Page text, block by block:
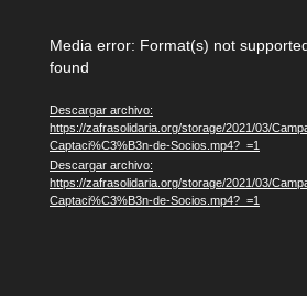
Reproductor
de
vídeo
Media error: Format(s) not
found
Descargar archivo:
https://zafrasolidaria.org/storage/2021/03/
Captaci%C3%B3n-de-Socios.mp4?_=1
Descargar archivo:
https://zafrasolidaria.org/storage/2021/03/
Captaci%C3%B3n-de-Socios.mp4?_=1